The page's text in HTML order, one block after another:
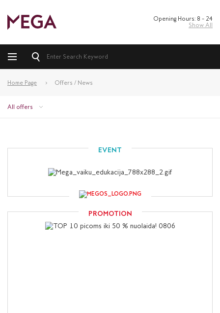
Opening Hours: 8 – 24
Show All
Home Page Offers / News
All offers
EVENT
PROMOTION